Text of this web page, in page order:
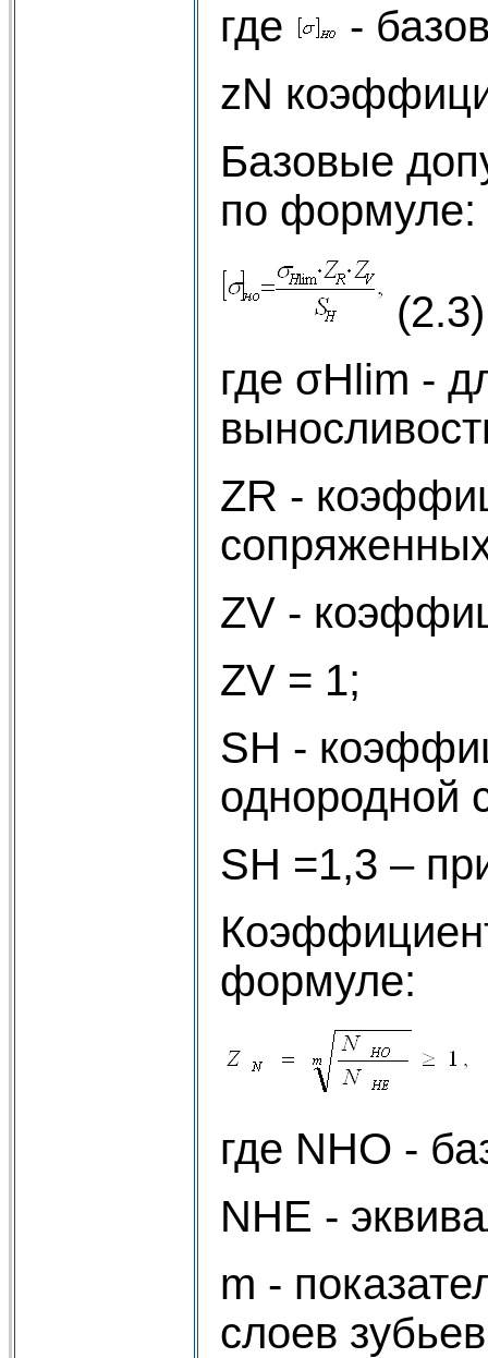
где
-
zN
Базовые
по формуле:
(2.3)
где σHlim -
ZR -
ZV -
ZV = 1;
SH -
однородной
SH =1,3 –
формуле:
где NHO -
NHE -
m -
слоев